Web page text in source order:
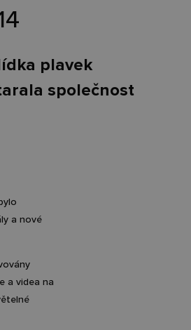
plavek
společnost
a nové
a videa na